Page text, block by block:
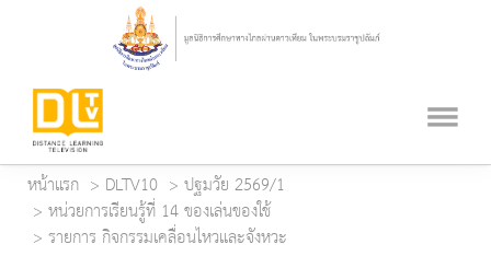
หน้าแรก DLTV10
ปฐมวัย 2569/1
หน่วยการเรียนรู้ที่ 14 ของเล่นของใช้
รายการ กิจกรรมเคลื่อนไหวและจังหวะ